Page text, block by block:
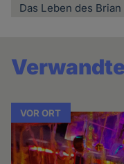
Das Leben des Brian
VOR ORT